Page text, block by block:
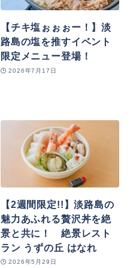
【チキ塩ぉぉぉー！】淡
路島の塩を推すイベント
限定メニュー登場！
2026年7月17日
【2週間限定!!】淡路島の
魅力あふれる贅沢丼を絶
景と共に！ 絶景レスト
ラン うずの丘 はなれ
2026年5月29日